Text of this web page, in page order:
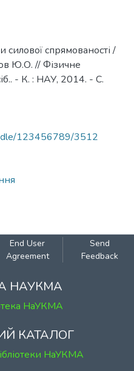
спрямованості /
Ю.О. // Фізичне
- К. : НАУ, 2014. - С.
123456789/3512
End User
Agreement
Send
Feedback
НАУКМА
НаУКМА
КАТАЛОГ
НаУКМА